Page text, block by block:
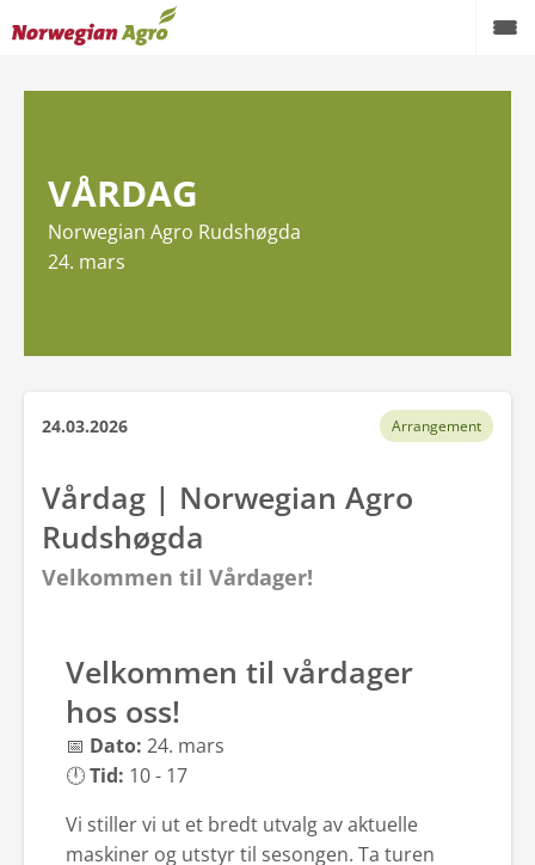
VÅRDAG
Norwegian Agro Rudshøgda
24. mars
24.03.2026 Arrangement
Vårdag | Norwegian Agro
Rudshøgda
Velkommen til Vårdager!
Velkommen til vårdager
hos oss!
📅 Dato: 24. mars
🕛Tid: 10 - 17
Vi stiller vi ut et bredt utvalg av aktuelle
maskiner og utstyr til sesongen. Ta turen
Brukte maskiner
Forhandlere